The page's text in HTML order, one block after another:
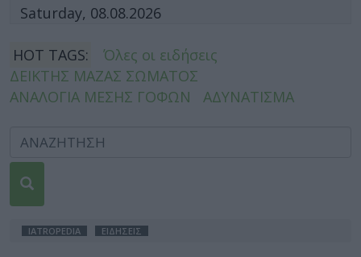
Saturday, 08.08.2026
HOT TAGS:
Όλες οι ειδήσεις
ΔΕΙΚΤΗΣ ΜΑΖΑΣ ΣΩΜΑΤΟΣ
ΑΝΑΛΟΓΙΑ ΜΕΣΗΣ ΓΟΦΩΝ
ΑΔΥΝΑΤΙΣΜΑ
IATROPEDIA ΕΙΔΗΣΕΙΣ